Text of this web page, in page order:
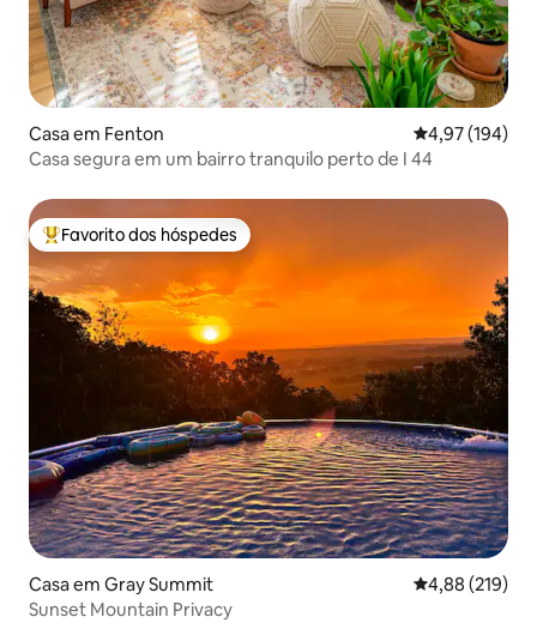
Casa em Fenton Classificação
4,97 (194)
Casa segura em um bairro tranquilo perto de I 44
Favoritos dos hóspedes mais apreciados
Favorito dos hóspedes
Casa em Gray Summit Classificação
4,88 (219)
Sunset Mountain Privacy